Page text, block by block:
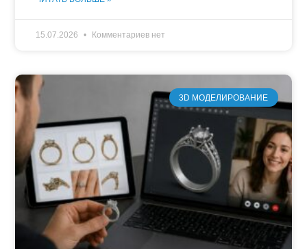
15.07.2026 Комментариев нет
3D МОДЕЛИРОВАНИЕ